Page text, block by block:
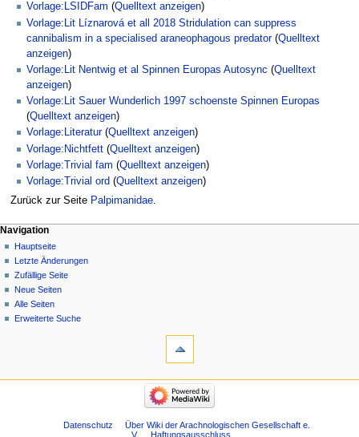
Vorlage:LSIDFam (Quelltext anzeigen)
Vorlage:Lit Líznarová et all 2018 Stridulation can suppress
cannibalism in a specialised araneophagous predator(Quelltext
anzeigen)
Vorlage:Lit Nentwig et al Spinnen Europas Autosync (Quelltext
anzeigen)
Vorlage:Lit Sauer Wunderlich 1997 schoenste Spinnen Europas
(Quelltext anzeigen)
Vorlage:Literatur(Quelltext anzeigen)
Vorlage:Nichtfett (Quelltext anzeigen)
Vorlage:Trivial fam (Quelltext anzeigen)
Vorlage:Trivial ord (Quelltext anzeigen)
Zurück zur Seite Palpimanidae.
Navigation
Hauptseite
Letzte Änderungen
Zufällige Seite
Neue Seiten
Alle Seiten
Erweiterte Suche
Datenschutz
Über Wiki der Arachnologischen Gesellschaft e.
V.
Haftungsausschluss